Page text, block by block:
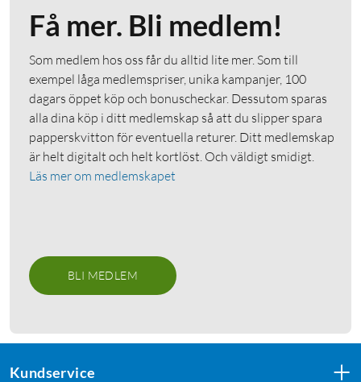
Få mer. Bli medlem!
Som medlem hos oss får du alltid lite mer. Som till
exempel låga medlemspriser, unika kampanjer, 100
dagars öppet köp och bonuscheckar. Dessutom sparas
alla dina köp i ditt medlemskap så att du slipper spara
papperskvitton för eventuella returer. Ditt medlemskap
är helt digitalt och helt kortlöst. Och väldigt smidigt.
Läs mer om medlemskapet
BLI MEDLEM
Kundservice